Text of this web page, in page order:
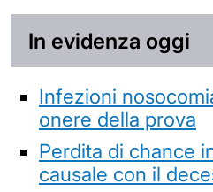
In evidenza oggi
Infezioni
onere della prova
Perdita di chance
causale con il